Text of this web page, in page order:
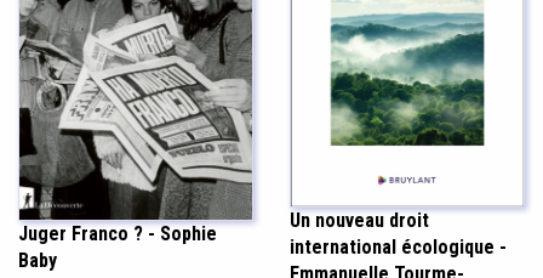
Juger Franco ? - Sophie
Baby
Un nouveau droit
international écologique -